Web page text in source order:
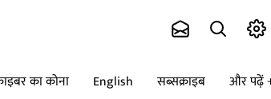
का कोना English सब्सक्राइब और पढ़ें